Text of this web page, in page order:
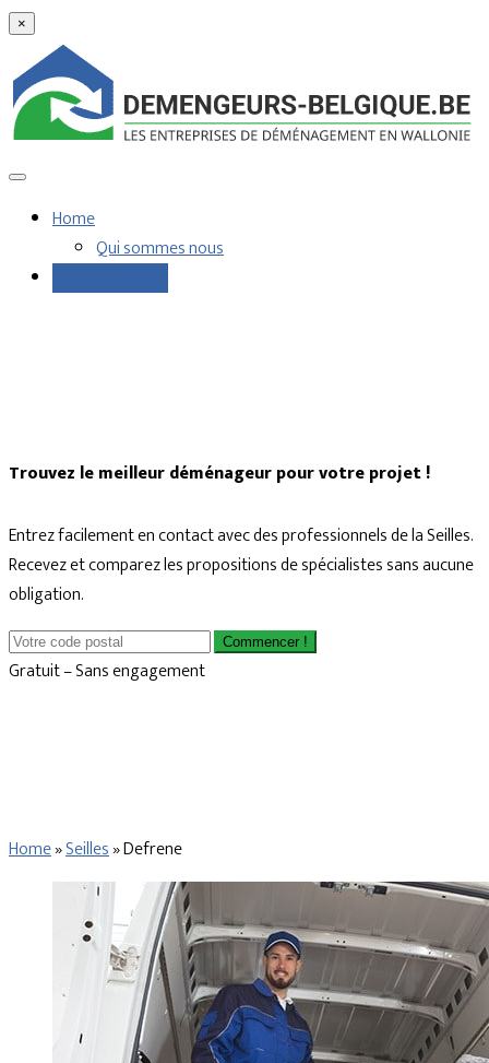
×
Home
Qui sommes nous
Trouvez le meilleur déménageur pour votre projet !
Entrez facilement en contact avec des professionnels de la Seilles.
Recevez et comparez les propositions de spécialistes sans aucune
obligation.
Commencer !
Gratuit – Sans engagement
Home»Seilles»Defrene